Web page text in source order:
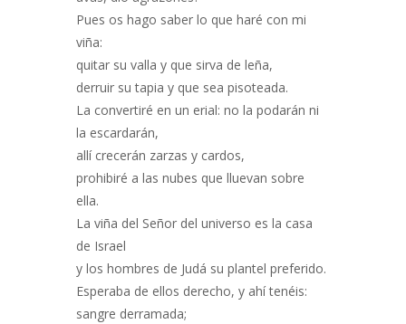
Pues os hago saber lo que haré con mi
viña:
quitar su valla y que sirva de leña,
derruir su tapia y que sea pisoteada.
La convertiré en un erial: no la podarán ni
la escardarán,
allí crecerán zarzas y cardos,
prohibiré a las nubes que lluevan sobre
ella.
La viña del Señor del universo es la casa
de Israel
y los hombres de Judá su plantel preferido.
Esperaba de ellos derecho, y ahí tenéis:
sangre derramada;